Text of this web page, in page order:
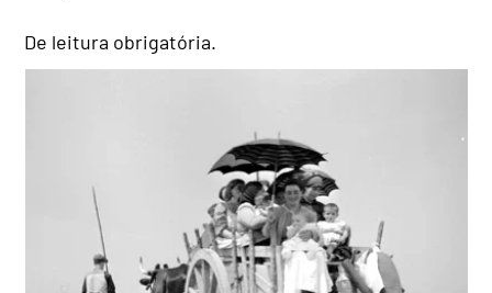
De leitura obrigatória.